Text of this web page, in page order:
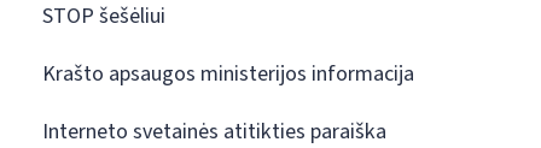
STOP šešėliui
Krašto apsaugos ministerijos informacija
Interneto svetainės atitikties paraiška